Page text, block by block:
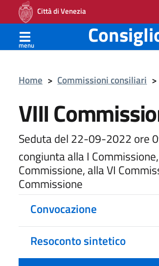
Città di Venezia
menu
Home > Commissioni consiliari >
VIII
Seduta del 22-09-2022 ore
congiunta alla I
Commissione, alla VI
Commissione
Convocazione
Resoconto sintetico